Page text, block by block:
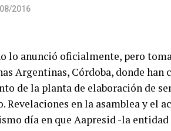
2016
lo anunció oficialmente, pero
Argentinas, Córdoba, donde han
de la planta de elaboración de
Revelaciones en la asamblea y el
día en que Aapresid -la